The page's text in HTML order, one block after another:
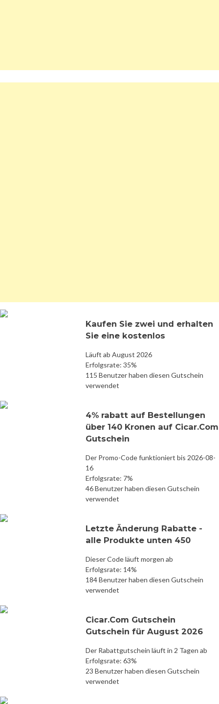
Kaufen Sie zwei und erhalten
Sie eine kostenlos
Läuft ab August 2026
Erfolgsrate: 35%
115 Benutzer haben diesen Gutschein
verwendet
4% rabatt auf Bestellungen
über 140 Kronen auf Cicar.Com
Gutschein
Der Promo-Code funktioniert bis 2026-08-
16
Erfolgsrate: 7%
46 Benutzer haben diesen Gutschein
verwendet
Letzte Änderung Rabatte -
alle Produkte unten 450
Dieser Code läuft morgen ab
Erfolgsrate: 14%
184 Benutzer haben diesen Gutschein
verwendet
Cicar.Com Gutschein
Gutschein für August 2026
Der Rabattgutschein läuft in 2 Tagen ab
Erfolgsrate: 63%
23 Benutzer haben diesen Gutschein
verwendet